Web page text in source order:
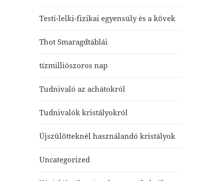
Testi-lelki-fizikai egyensúly és a kövek
Thot Smaragdtáblái
tízmilliószoros nap
Tudnivaló az achátokról
Tudnivalók kristályokról
Újszülötteknél használandó kristályok
Uncategorized